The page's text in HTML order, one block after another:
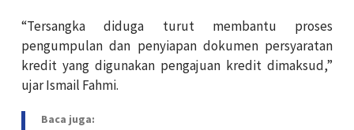
“Tersangka diduga turut membantu proses
pengumpulan dan penyiapan dokumen persyaratan
kredit yang digunakan pengajuan kredit dimaksud,”
ujar Ismail Fahmi.
Baca juga: